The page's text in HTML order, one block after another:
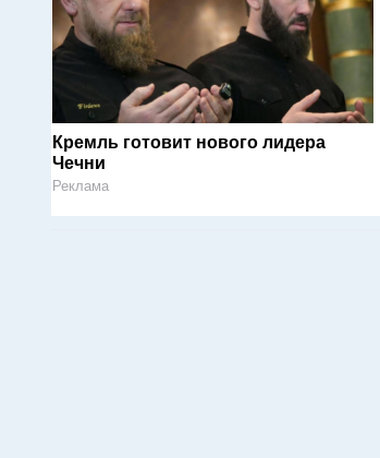
Кремль готовит нового лидера
Чечни
Реклама